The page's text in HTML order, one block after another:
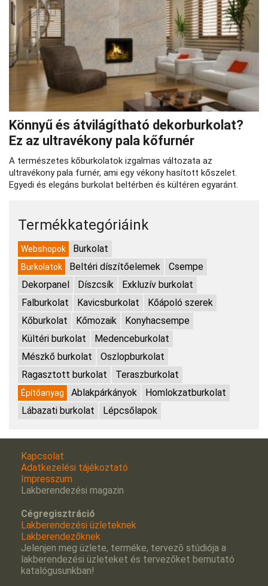
Könnyű és átvilágítható dekorburkolat?
Ez az ultravékony pala kőfurnér
A természetes kőburkolatok izgalmas változata az
ultravékony pala furnér, ami egy vékony hasított kőszelet.
Egyedi és elegáns burkolat beltérben és kültéren egyaránt.
Termékkategóriáink
Webshopok Burkolat
Burkolatok Beltéri díszítőelemek
Csempe
Dekorpanel
Díszcsík
Exkluzív burkolat
Falburkolat
Kavicsburkolat
Kőápoló szerek
Kőburkolat
Kőmozaik
Konyhacsempe
Kültéri burkolat
Medenceburkolat
Mészkő burkolat
Oszlopburkolat
Ragasztott burkolat
Teraszburkolat
Építőanyag Ablakpárkányok
Homlokzatburkolat
Lábazati burkolat
Lépcsőlapok
Kapcsolat
Adatkezelési tájékoztató
Impresszum
Lakberendezési magazin
Cégregisztráció
Lakberendezési üzleteknek
Lakberendezőknek
Jelenjen meg üzlete, terméke, tervezõ stúdiója a
lakberendezési üzleteket és tervezőket bemutató
katalógusunkban!